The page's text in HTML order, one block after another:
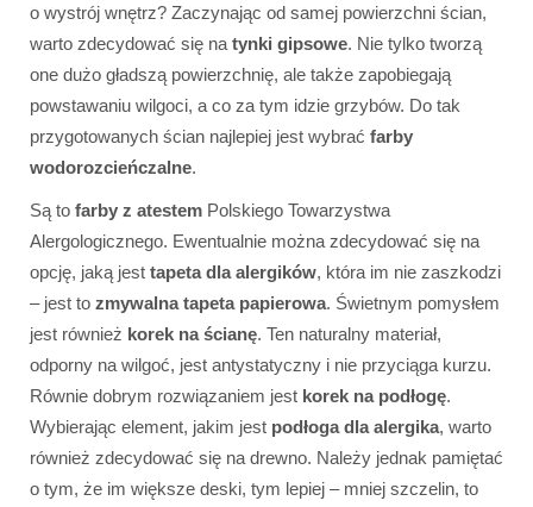
o wystrój wnętrz? Zaczynając od samej powierzchni ścian,
warto zdecydować się na tynki gipsowe. Nie tylko tworzą
one dużo gładszą powierzchnię, ale także zapobiegają
powstawaniu wilgoci, a co za tym idzie grzybów. Do tak
przygotowanych ścian najlepiej jest wybrać farby
wodorozcieńczalne.
Są to farby z atestem Polskiego Towarzystwa
Alergologicznego. Ewentualnie można zdecydować się na
opcję, jaką jest tapeta dla alergików, która im nie zaszkodzi
– jest to zmywalna tapeta papierowa. Świetnym pomysłem
jest również korek na ścianę. Ten naturalny materiał,
odporny na wilgoć, jest antystatyczny i nie przyciąga kurzu.
Równie dobrym rozwiązaniem jest korek na podłogę.
Wybierając element, jakim jest podłoga dla alergika, warto
również zdecydować się na drewno. Należy jednak pamiętać
o tym, że im większe deski, tym lepiej – mniej szczelin, to